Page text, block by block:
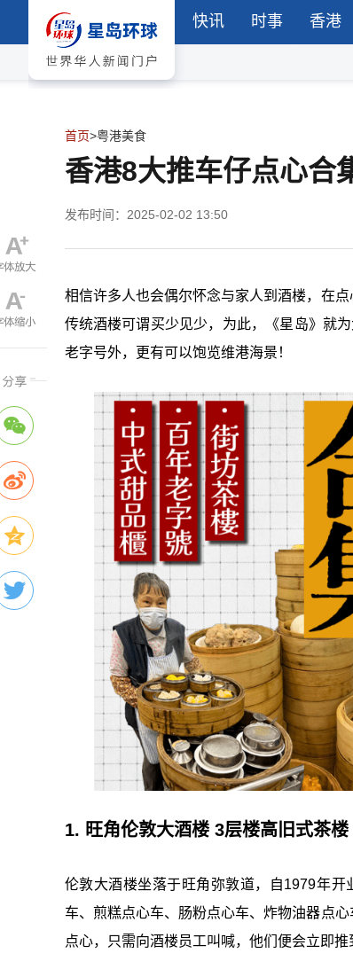
快讯 时事 香港
首页>粤港美食
香港8大推车仔点心合
发布时间：2025-02-02 13:50
相信许多人也会偶尔怀念与家人到酒楼，在
传统酒楼可谓买少见少，为此，《星岛》就
老字号外，更有可以饱览维港海景！
1. 旺角伦敦大酒楼 3层楼高旧式茶
伦敦大酒楼坐落于旺角弥敦道，自1979年
车、煎糕点心车、肠粉点心车、炸物油器点
点心，只需向酒楼员工叫喊，他们便会立即推